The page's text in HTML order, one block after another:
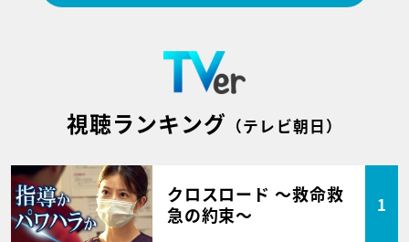
視聴ランキング （テレビ朝日）
クロスロード ～救命救
急の約束～
1